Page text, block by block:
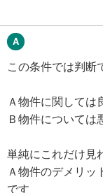
この条件では判断
Ａ物件に関しては
Ｂ物件については
単純にこれだけ見
Ａ物件のデメリッ
です